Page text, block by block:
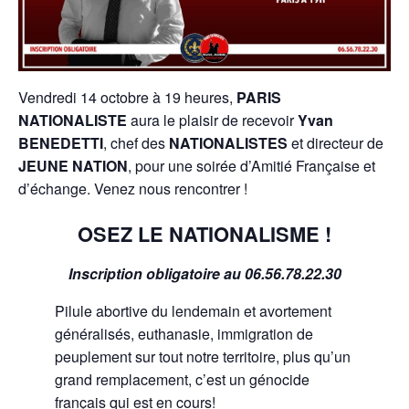
Vendredi 14 octobre à 19 heures, PARIS
NATIONALISTE aura le plaisir de recevoirYvan
BENEDETTI, chef des NATIONALISTES et directeur de
JEUNE NATION, pour une soirée d’Amitié Française et
d’échange. Venez nous rencontrer !
OSEZ LE NATIONALISME !
Inscription obligatoire au 06.56.78.22.30
Pilule abortive du lendemain et avortement
généralisés, euthanasie, immigration de
peuplement sur tout notre territoire, plus qu’un
grand remplacement, c’est un génocide
français qui est en cours!